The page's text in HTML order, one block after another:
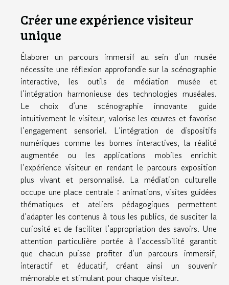
Créer une expérience visiteur
unique
Élaborer un parcours immersif au sein d’un musée
nécessite une réflexion approfondie sur la scénographie
interactive, les outils de médiation musée et
l’intégration harmonieuse des technologies muséales.
Le choix d’une scénographie innovante guide
intuitivement le visiteur, valorise les œuvres et favorise
l’engagement sensoriel. L’intégration de dispositifs
numériques comme les bornes interactives, la réalité
augmentée ou les applications mobiles enrichit
l’expérience visiteur en rendant le parcours exposition
plus vivant et personnalisé. La médiation culturelle
occupe une place centrale : animations, visites guidées
thématiques et ateliers pédagogiques permettent
d’adapter les contenus à tous les publics, de susciter la
curiosité et de faciliter l’appropriation des savoirs. Une
attention particulière portée à l’accessibilité garantit
que chacun puisse profiter d’un parcours immersif,
interactif et éducatif, créant ainsi un souvenir
mémorable et stimulant pour chaque visiteur.